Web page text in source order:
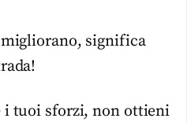
significa
i tuoi sforzi, non ottieni